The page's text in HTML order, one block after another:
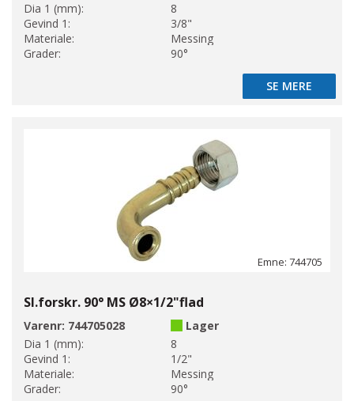
Dia 1 (mm):
8
Gevind 1:
3/8"
Materiale:
Messing
Grader:
90°
SE MERE
SE MERE
Emne: 744705
Sl.forskr. 90° MS Ø8×1/2"flad
Varenr: 744705028
Lager
Dia 1 (mm):
8
Gevind 1:
1/2"
Materiale:
Messing
Grader:
90°